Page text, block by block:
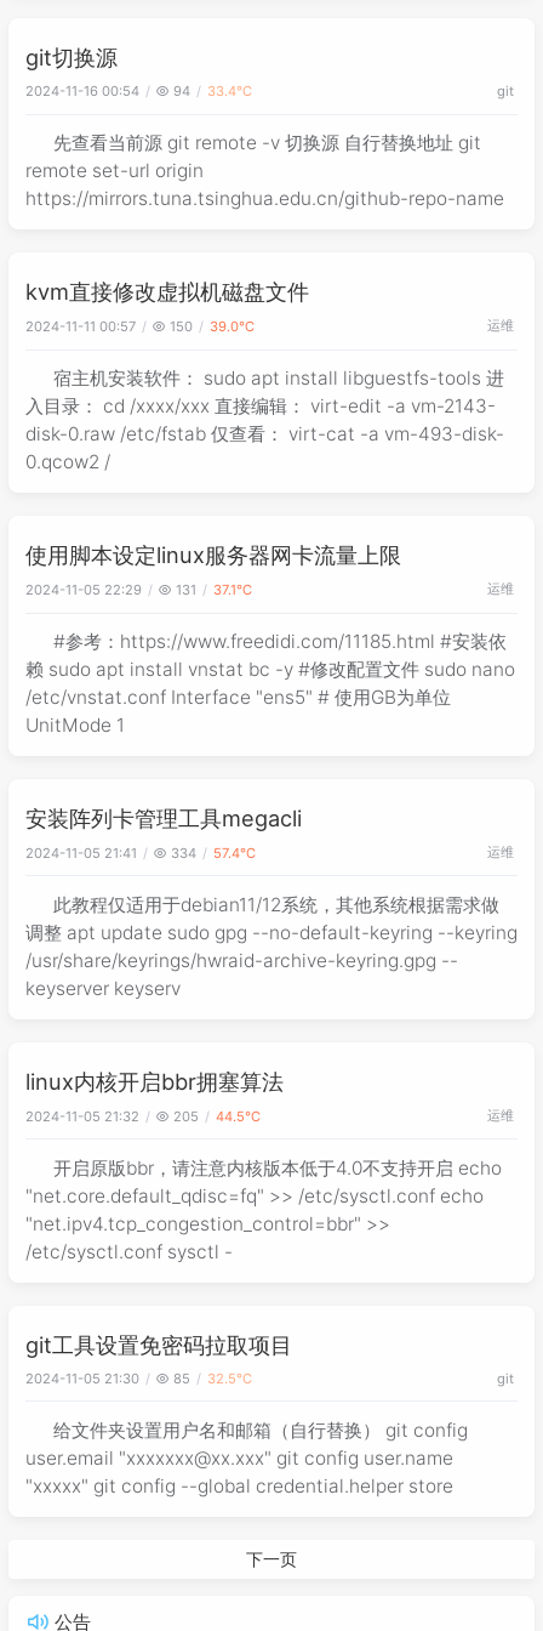
git切换源
2024-11-16 00:54 94 33.4℃ git
先查看当前源 git remote -v 切换源 自行替换地址 git
remote set-url origin
https://mirrors.tuna.tsinghua.edu.cn/github-repo-name
kvm直接修改虚拟机磁盘文件
2024-11-11 00:57 150 39.0℃ 运维
宿主机安装软件： sudo apt install libguestfs-tools 进
入目录： cd /xxxx/xxx 直接编辑： virt-edit -a vm-2143-
disk-0.raw /etc/fstab 仅查看： virt-cat -a vm-493-disk-
0.qcow2 /
使用脚本设定linux服务器网卡流量上限
2024-11-05 22:29 131 37.1℃ 运维
#参考：https://www.freedidi.com/11185.html #安装依
赖 sudo apt install vnstat bc -y #修改配置文件 sudo nano
/etc/vnstat.conf Interface "ens5" # 使用GB为单位
UnitMode 1
安装阵列卡管理工具megacli
2024-11-05 21:41 334 57.4℃ 运维
此教程仅适用于debian11/12系统，其他系统根据需求做
调整 apt update sudo gpg --no-default-keyring --keyring
/usr/share/keyrings/hwraid-archive-keyring.gpg --
keyserver keyserv
linux内核开启bbr拥塞算法
2024-11-05 21:32 205 44.5℃ 运维
开启原版bbr，请注意内核版本低于4.0不支持开启 echo
"net.core.default_qdisc=fq" >> /etc/sysctl.conf echo
"net.ipv4.tcp_congestion_control=bbr" >>
/etc/sysctl.conf sysctl -
git工具设置免密码拉取项目
2024-11-05 21:30 85 32.5℃ git
给文件夹设置用户名和邮箱（自行替换） git config
user.email "xxxxxxx@xx.xxx" git config user.name
"xxxxx" git config --global credential.helper store
下一页
公告